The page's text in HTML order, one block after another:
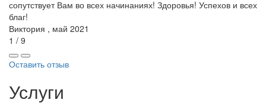
сопутствует Вам во всех начинаниях! Здоровья! Успехов и всех
благ!
Виктория , май 2021
1 / 9
Оставить отзыв
Услуги